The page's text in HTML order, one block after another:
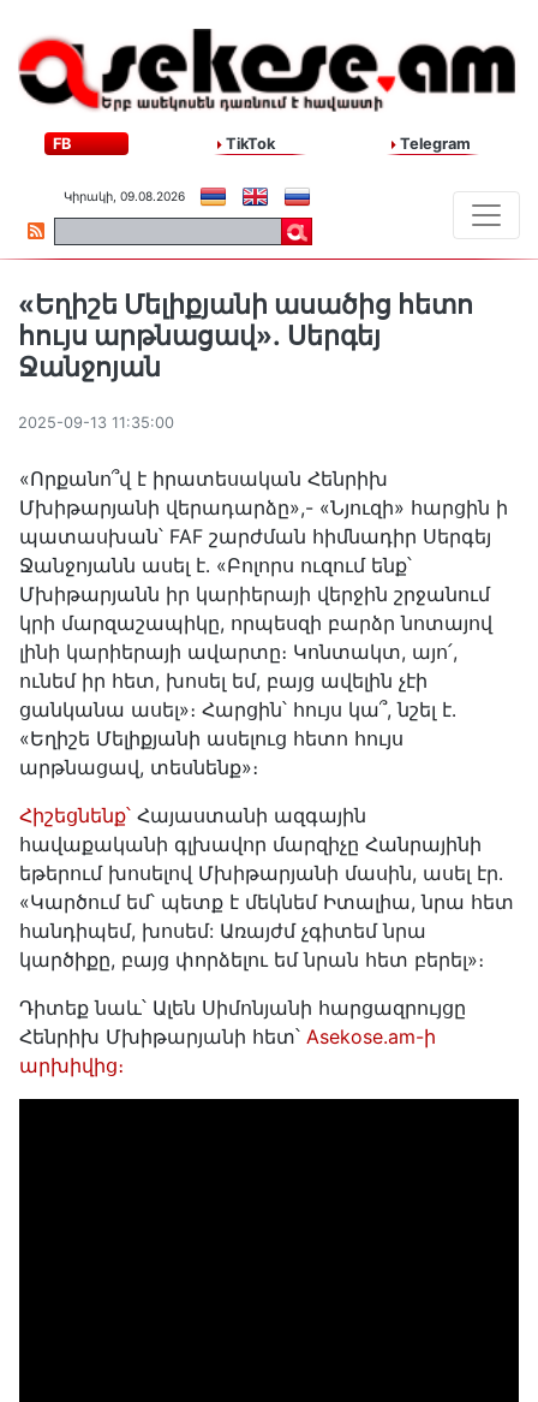
FB TikTok Telegram
Կիրակի, 09.08.2026
«Եղիշե Մելիքյանի ասածից հետո
հույս արթնացավ»․ Սերգեյ
Ջանջոյան
2025-09-13 11:35:00
«Որքանո՞վ է իրատեսական Հենրիխ
Մխիթարյանի վերադարձը»,- «Նյուզի» հարցին ի
պատասխան՝ FAF շարժման հիմնադիր Սերգեյ
Ջանջոյանն ասել է․ «Բոլորս ուզում ենք՝
Մխիթարյանն իր կարիերայի վերջին շրջանում
կրի մարզաշապիկը, որպեսզի բարձր նոտայով
լինի կարիերայի ավարտը։ Կոնտակտ, այո՛,
ունեմ իր հետ, խոսել եմ, բայց ավելին չէի
ցանկանա ասել»։ Հարցին՝ հույս կա՞, նշել է․
«Եղիշե Մելիքյանի ասելուց հետո հույս
արթնացավ, տեսնենք»։
Հիշեցնենք՝ Հայաստանի ազգային
հավաքականի գլխավոր մարզիչը Հանրայինի
եթերում խոսելով Մխիթարյանի մասին, ասել էր․
«Կարծում եմ՝ պետք է մեկնեմ Իտալիա, նրա հետ
հանդիպեմ, խոսեմ: Առայժմ չգիտեմ նրա
կարծիքը, բայց փորձելու եմ նրան հետ բերել»։
Դիտեք նաև՝ Ալեն Սիմոնյանի հարցազրույցը
Հենրիխ Մխիթարյանի հետ՝ Asekose.am-ի
արխիվից։